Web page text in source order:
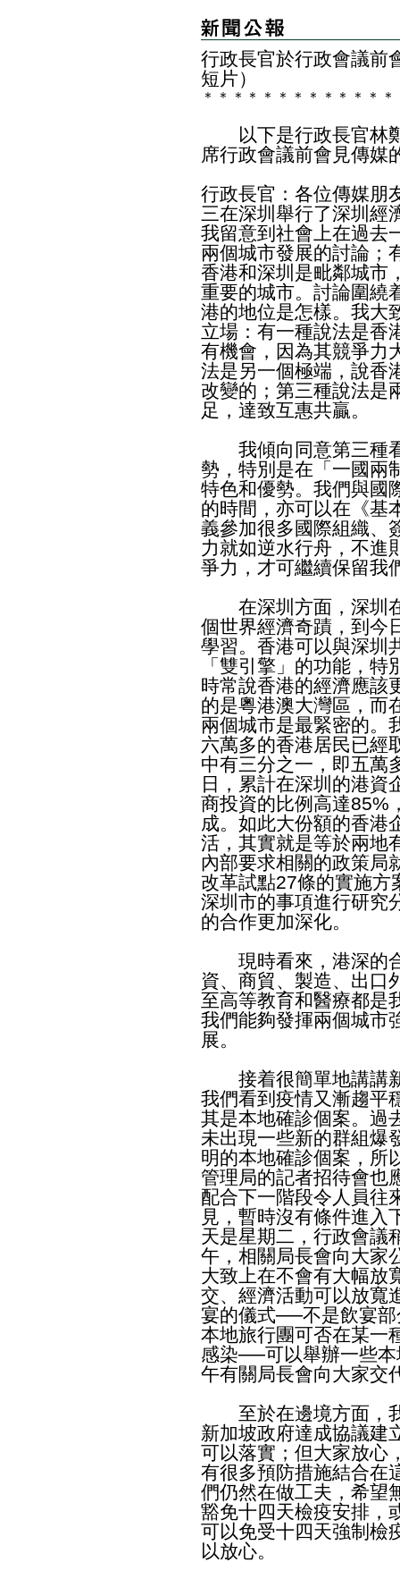
行政長官於行政會議前
短片）
＊ ＊ ＊ ＊ ＊ ＊ ＊ ＊ ＊ ＊ ＊ ＊ ＊
以下是行政長官林鄭
席行政會議前會見傳媒
行政長官：各位傳媒朋
三在深圳舉行了深圳經
我留意到社會上在過去
兩個城市發展的討論；
香港和深圳是毗鄰城市
重要的城市。討論圍繞
港的地位是怎樣。我大
立場：有一種說法是香
有機會，因為其競爭力
法是另一個極端，說香
改變的；第三種說法是
足，達致互惠共贏。
我傾向同意第三種看
勢，特別是在「一國兩
特色和優勢。我們與國
的時間，亦可以在《基
義參加很多國際組織、
力就如逆水行舟，不進
爭力，才可繼續保留我
在深圳方面，深圳在
個世界經濟奇蹟，到今
學習。香港可以與深圳
「雙引擎」的功能，
時常說香港的經濟應該
的是粵港澳大灣區，而
兩個城市是最緊密的。
六萬多的香港居民已經
中有三分之一，即五萬
日，累計在深圳的港資
商投資的比例高達85%
成。如此大份額的香港
活，其實就是等於兩地
內部要求相關的政策局
改革試點27條的實施方
深圳市的事項進行研究
的合作更加深化。
現時看來，港深的合
資、商貿、製造、出口
至高等教育和醫療都是
我們能夠發揮兩個城市
展。
接着很簡單地講講新
我們看到疫情又漸趨平
其是本地確診個案。過
未出現一些新的群組爆
明的本地確診個案，所
管理局的記者招待會也
配合下一階段令人員往
見，暫時沒有條件進入
天是星期二，行政會議
午，相關局長會向大家
大致上在不會有大幅放
交、經濟活動可以放寬
宴的儀式──不是飲宴
本地旅行團可否在某一
感染──可以舉辦一些
午有關局長會向大家交
至於在邊境方面，我
新加坡政府達成協議建
可以落實；但大家放心
有很多預防措施結合在
們仍然在做工夫，希望
豁免十四天檢疫安排，
可以免受十四天強制檢
以放心。